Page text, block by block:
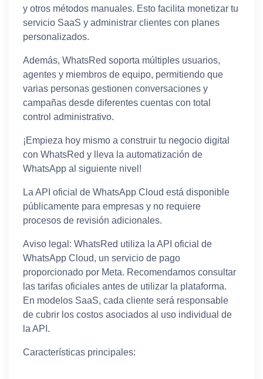
y otros métodos manuales. Esto facilita monetizar tu
servicio SaaS y administrar clientes con planes
personalizados.
Además, WhatsRed soporta múltiples usuarios,
agentes y miembros de equipo, permitiendo que
varias personas gestionen conversaciones y
campañas desde diferentes cuentas con total
control administrativo.
¡Empieza hoy mismo a construir tu negocio digital
con WhatsRed y lleva la automatización de
WhatsApp al siguiente nivel!
La API oficial de WhatsApp Cloud está disponible
públicamente para empresas y no requiere
procesos de revisión adicionales.
Aviso legal: WhatsRed utiliza la API oficial de
WhatsApp Cloud, un servicio de pago
proporcionado por Meta. Recomendamos consultar
las tarifas oficiales antes de utilizar la plataforma.
En modelos SaaS, cada cliente será responsable
de cubrir los costos asociados al uso individual de
la API.
Características principales: